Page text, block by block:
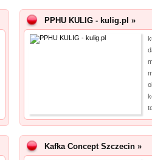
PPHU KULIG - kulig.pl »
Kafka Concept Szczecin »